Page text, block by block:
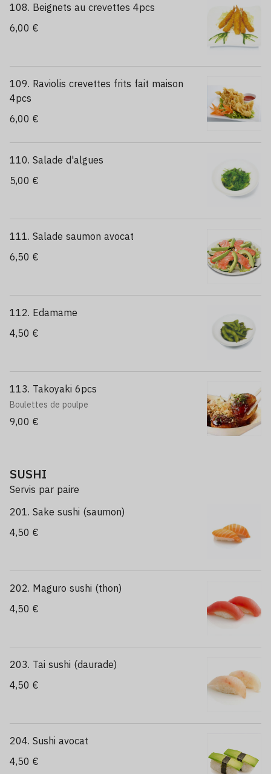
108. Beignets au crevettes 4pcs
6,00 €
109. Raviolis crevettes frits fait maison
4pcs
6,00 €
110. Salade d'algues
5,00 €
111. Salade saumon avocat
6,50 €
112. Edamame
4,50 €
113. Takoyaki 6pcs
Boulettes de poulpe
9,00 €
SUSHI
Servis par paire
201. Sake sushi (saumon)
4,50 €
202. Maguro sushi (thon)
4,50 €
203. Tai sushi (daurade)
4,50 €
204. Sushi avocat
4,50 €